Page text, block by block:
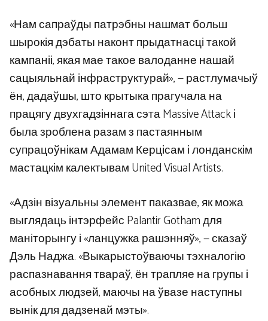
«Нам сапраўды патрэбны нашмат больш
шырокія дэбаты наконт прыдатнасці такой
кампаніі, якая мае такое валоданне нашай
сацыяльнай інфраструктурай», — растлумачыў
ён, дадаўшы, што крытыка прагучала на
працягу двухгадзіннага сэта Massive Attack і
была зроблена разам з пастаянным
супрацоўнікам Адамам Керцісам і лонданскім
мастацкім калектывам United Visual Artists.
«Адзін візуальны элемент паказвае, як можа
выглядаць інтэрфейс Palantir Gotham для
маніторынгу і «ланцужка рашэнняў», — сказаў
Дэль Наджа. «Выкарыстоўваючы тэхналогію
распазнавання твараў, ён трапляе на групы і
асобных людзей, маючы на ​​ўвазе наступны
вынік для дадзенай мэты».